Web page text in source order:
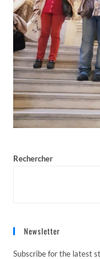
Rechercher
Newsletter
Subscribe for the latest